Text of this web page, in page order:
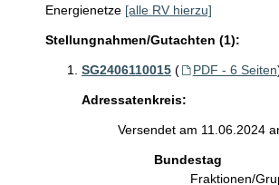
Energienetze [alle RV hierzu]
Stellungnahmen/Gutachten (1):
SG2406110015 ( PDF - 6 Seiten
Adressatenkreis:
Versendet am 11.06.2024
Bundestag
Fraktionen/